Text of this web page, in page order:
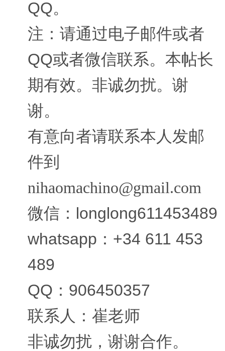
QQ。
注：请通过电子邮件或者
QQ或者微信联系。本帖长
期有效。非诚勿扰。谢
谢。
有意向者请联系本人发邮
件到
nihaomachino@gmail.com
微信：longlong611453489
whatsapp：+34 611 453
489
QQ：906450357
联系人：崔老师
非诚勿扰，谢谢合作。